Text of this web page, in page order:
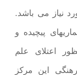
نیاز می باشد.
پیچیده و
اعتلای علم
این مرکز